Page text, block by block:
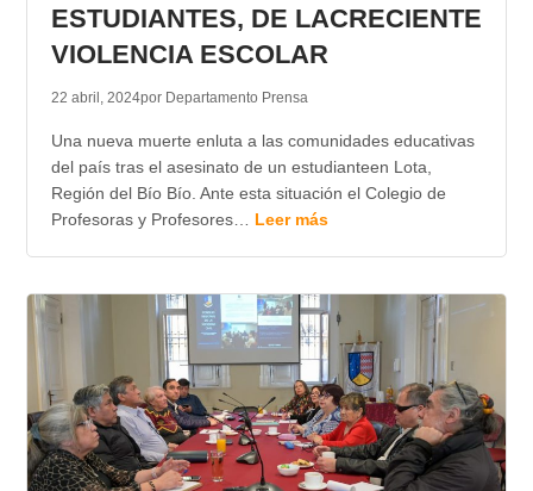
ESTUDIANTES, DE LACRECIENTE
VIOLENCIA ESCOLAR
22 abril, 2024por Departamento Prensa
Una nueva muerte enluta a las comunidades educativas
del país tras el asesinato de un estudianteen Lota,
Región del Bío Bío. Ante esta situación el Colegio de
Profesoras y Profesores… Leer más